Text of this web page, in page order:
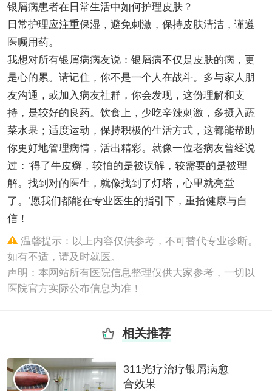
银屑病患者在日常生活中如何护理皮肤？
日常护理应注重保湿，避免刺激，保持皮肤清洁，谨遵
医嘱用药。
我想对所有银屑病病友说：银屑病不仅是皮肤的病，更
是心的累。请记住，你不是一个人在战斗。多与家人朋
友沟通，或加入病友社群，你会发现，这份理解和支
持，是较好的良药。饮食上，少吃辛辣刺激，多摄入蔬
菜水果；适度运动，保持积极的生活方式，这都能帮助
你更好地管理病情，活出精彩。就像一位老病友曾经说
过：‘得了牛皮癣，较怕的是被误解，较需要的是被理
解。找到对的医生，就像找到了灯塔，心里就亮堂
了。’愿我们都能在专业医生的指引下，重拾健康与自
信！
温馨提示：以上内容仅供参考，不可替代专业诊断。
如有不适，请及时就医。
声明：本网站所有医院信息整理仅供大家参考，一切以
医院官方实际公布信息为准！
相关推荐
311光疗治疗银屑病愈
合效果